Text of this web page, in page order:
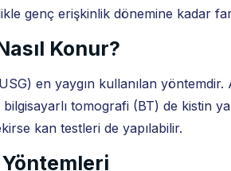
genç erişkinlik dönemine kadar
Konur?
en yaygın kullanılan yöntemdir.
tomografi (BT) de kistin
kan testleri de yapılabilir.